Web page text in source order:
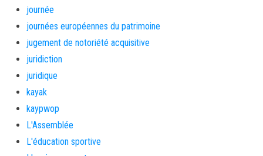
journée
journées européennes du patrimoine
jugement de notoriété acquisitive
juridiction
juridique
kayak
kaypwop
L'Assemblée
L'éducation sportive